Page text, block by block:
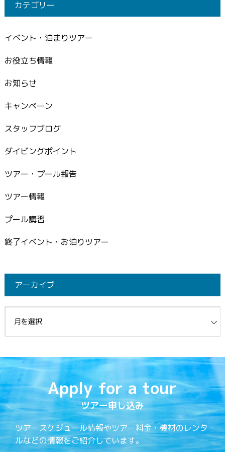
カテゴリー
イベント・泊まりツアー
お役立ち情報
お知らせ
キャンペーン
スタッフブログ
ダイビングポイント
ツアー・プール報告
ツアー情報
プール講習
終了イベント・お泊りツアー
アーカイブ
Apply for a tour
ツアー申し込み
ツアースケジュール情報やツアー料金・機材のレンタ
ルなどの情報をご紹介しています。